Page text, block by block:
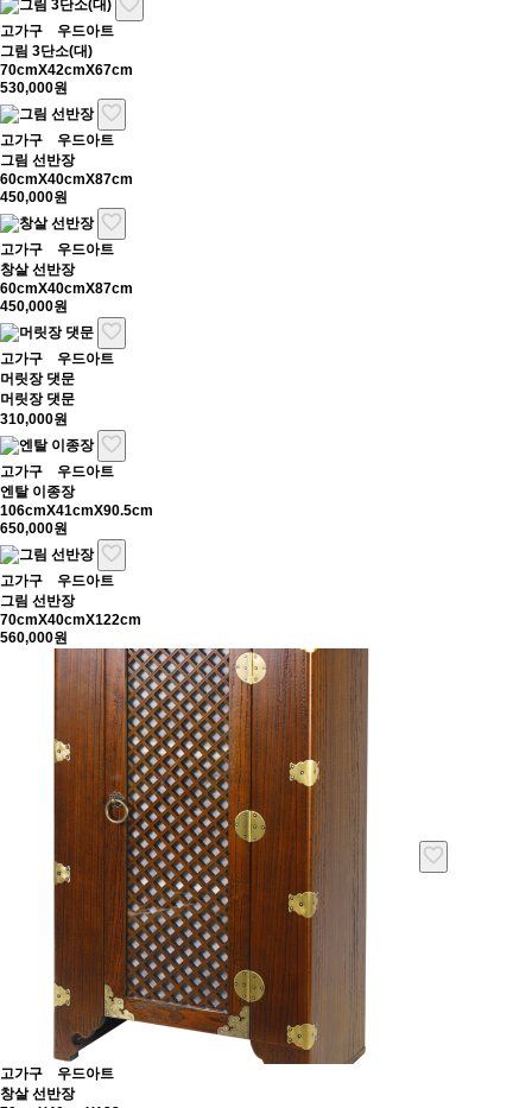
고가구 우드아트
그림 3단소(대)
70cmX42cmX67cm
530,000원
고가구 우드아트
그림 선반장
60cmX40cmX87cm
450,000원
고가구 우드아트
창살 선반장
60cmX40cmX87cm
450,000원
고가구 우드아트
머릿장 댓문
머릿장 댓문
310,000원
고가구 우드아트
엔탈 이종장
106cmX41cmX90.5cm
650,000원
고가구 우드아트
그림 선반장
70cmX40cmX122cm
560,000원
고가구 우드아트
창살 선반장